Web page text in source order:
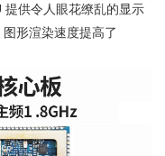
供令人眼花缭乱的显示
形渲染速度提高了